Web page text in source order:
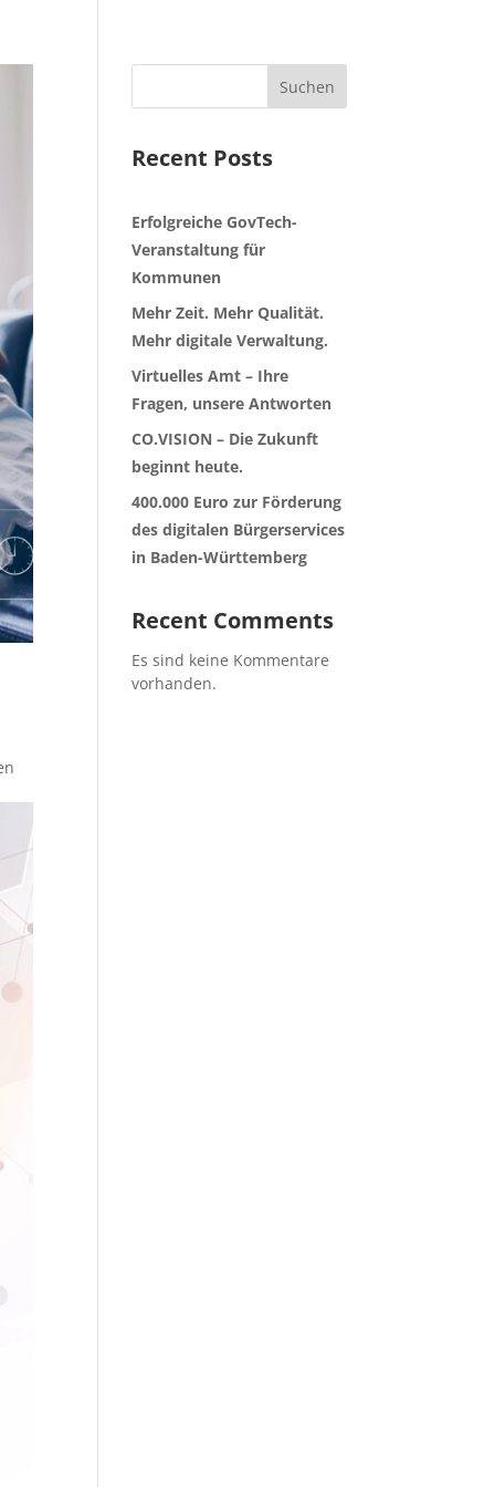
Suchen
Recent Posts
Erfolgreiche GovTech-
Veranstaltung für
Kommunen
Mehr Zeit. Mehr Qualität.
Mehr digitale Verwaltung.
Virtuelles Amt – Ihre
Fragen, unsere Antworten
CO.VISION – Die Zukunft
beginnt heute.
400.000 Euro zur Förderung
des digitalen Bürgerservices
in Baden-Württemberg
Recent Comments
Es sind keine Kommentare
vorhanden.